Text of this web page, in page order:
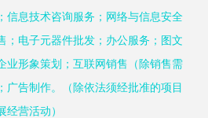
信息技术咨询服务；网络与信息安全
；电子元器件批发；办公服务；图文
业形象策划；互联网销售（除销售需
广告制作。（除依法须经批准的项目
营活动）